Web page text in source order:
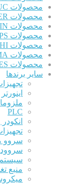
محصولات FANUC
محصولات BAUMULLER
محصولات HEIDENHAIN
محصولات PHILIPS
محصولات MITSUBISHI
محصولات OKUMA
محصولات CONTRAVES
سایر برندها
اینورتر
PLC
سروو
منبع